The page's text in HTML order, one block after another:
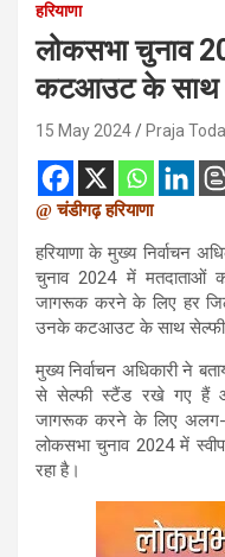
हरियाणा
लोकसभा चुनाव
कटआउट के साथ
15 May 2024 Praja
@ चंडीगढ़ हरियाणा
हरियाणा के मुख्य निर्वाचन
चुनाव 2024 में मतदाताओं
जागरूक करने के लिए हर
उनके कटआउट के साथ सेल्फी
मुख्य निर्वाचन अधिकारी ने
से सेल्फी स्टैंड रखे गए हैं
जागरूक करने के लिए अलग-
लोकसभा चुनाव 2024 में
रहा है।